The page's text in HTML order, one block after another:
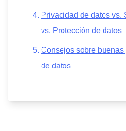
Privacidad de datos vs.
vs. Protección de datos
Consejos sobre buenas
de datos